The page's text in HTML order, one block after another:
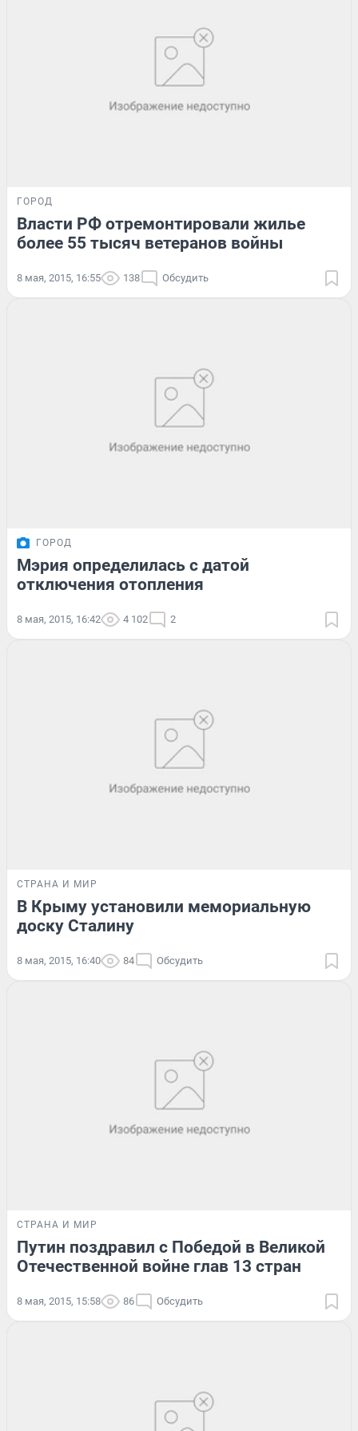
ГОРОД
Власти РФ отремонтировали жилье
более 55 тысяч ветеранов войны
8 мая, 2015, 16:55 138 Обсудить
ГОРОД
Мэрия определилась с датой
отключения отопления
8 мая, 2015, 16:42 4 102 2
СТРАНА И МИР
В Крыму установили мемориальную
доску Сталину
8 мая, 2015, 16:40 84 Обсудить
СТРАНА И МИР
Путин поздравил с Победой в Великой
Отечественной войне глав 13 стран
8 мая, 2015, 15:58 86 Обсудить